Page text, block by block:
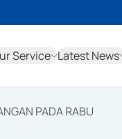
Service Latest News
PADA RABU